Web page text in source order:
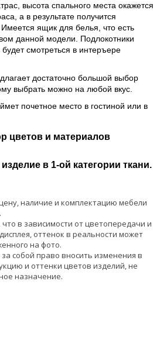
высота спального места окажется
а в результате получится
ящик для белья, что есть
данной модели. Подлокотники
смотреться в интеръере
достаточно большой выбор
выбрать можно на любой вкус.
почетное место в гостиной или в
цветов и материалов
в 1-ой категории ткани.
наличие и комплектацию мебели
в зависимости от цветопередачи и
оттенок в реальности может
на фото.
собой право вносить изменения в
и оттенки цветов изделий, не
назначение.